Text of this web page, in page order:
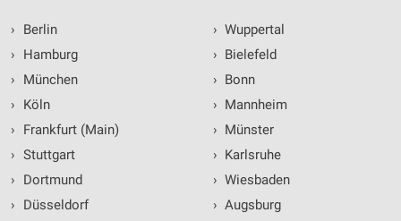
›
Berlin
›
Hamburg
›
München
›
Köln
›
Frankfurt (Main)
› Stuttgart
›
Dortmund
›
Düsseldorf
› Wuppertal
› Bielefeld
› Bonn
› Mannheim
› Münster
› Karlsruhe
› Wiesbaden
› Augsburg